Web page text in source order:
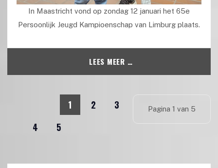
In Maastricht vond op zondag 12 januari het 65e
Persoonlijk Jeugd Kampioenschap van Limburg plaats.
LEES MEER …
Pagina 1 van 5
1 2
3
4
5